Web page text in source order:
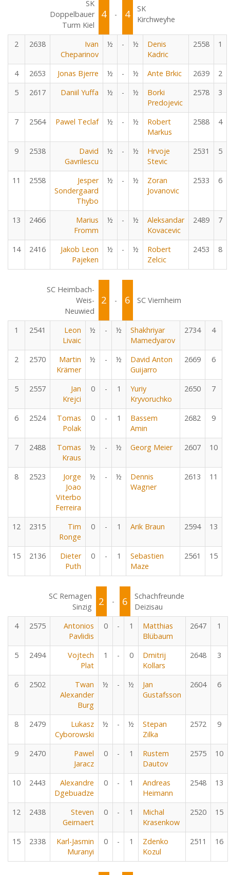
SK
Doppelbauer
Turm Kiel
4 - 4
SK
Kirchweyhe
2 2638
Ivan
Cheparinov
½ - ½
Denis
Kadric
2558 1
4 2653 Jonas Bjerre ½ - ½ Ante Brkic 2639
2
5
2617 Daniil Yuffa ½ - ½
Borki
Predojevic
2578 3
7 2564 Pawel Teclaf ½ - ½
Robert
Markus
2588 4
9 2538
David
Gavrilescu
½ - ½
Hrvoje
Stevic
2531 5
11 2558
Jesper
Sondergaard
Thybo
½ - ½
Zoran
Jovanovic
2533 6
13 2466
Marius
Fromm
½ - ½
Aleksandar
Kovacevic
2489 7
14 2416
Jakob Leon
Pajeken
½ - ½
Robert
Zelcic
2453 8
SC Heimbach-
Weis-
Neuwied
2 - 6 SC Viernheim
1 2541
Leon
Livaic
½ - ½
Shakhriyar
Mamedyarov
2734 4
2 2570
Martin
Krämer
½ - ½
David Anton
Guijarro
2669 6
5 2557
Jan
Krejci
0 - 1
Yuriy
Kryvoruchko
2650 7
6 2524
Tomas
Polak
0 - 1
Bassem
Amin
2682 9
7 2488
Tomas
Kraus
½ - ½ Georg Meier 2607 10
8 2523
Jorge
Joao
Viterbo
Ferreira
½ - ½
Dennis
Wagner
2613 11
12 2315
Tim
Ronge
0 - 1 Arik Braun 2594 13
15 2136
Dieter
Puth
0 - 1
Sebastien
Maze
2561 15
SC Remagen
Sinzig
2 - 6
Schachfreunde
Deizisau
4
2575
Antonios
Pavlidis
0 - 1
Matthias
Blübaum
2647 1
5 2494
Vojtech
Plat
1 - 0
Dmitrij
Kollars
2648 3
6 2502
Twan
Alexander
Burg
½ - ½
Jan
Gustafsson
2604 6
8 2479
Lukasz
Cyborowski
½ - ½
Stepan
Zilka
2572 9
9 2470
Pawel
Jaracz
0 - 1
Rustem
Dautov
2575 10
10 2443
Alexandre
Dgebuadze
0 - 1
Andreas
Heimann
2548 13
12 2438
Steven
Geirnaert
0 - 1
Michal
Krasenkow
2520 15
15 2338
Karl-Jasmin
Muranyi
0 - 1
Zdenko
Kozul
2511 16